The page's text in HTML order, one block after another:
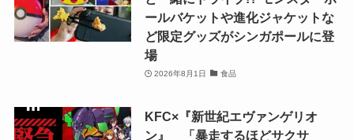
ールバケットや進化ジャケットな
ど限定グッズがシンガポールに登
場
2026年8月1日 食品
KFC×『新世紀エヴァンゲリオ
ン』 「暴走するほどサクサ